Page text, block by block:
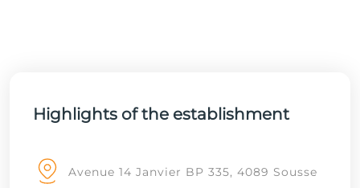
Highlights of the establishment
Avenue 14 Janvier BP 335, 4089 Sousse